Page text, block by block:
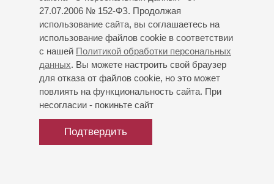
27.07.2006 № 152-ФЗ. Продолжая
использование сайта, вы соглашаетесь на
использование файлов cookie в соответствии
с нашей Политикой обработки персональных
данных. Вы можете настроить свой браузер
для отказа от файлов cookie, но это может
повлиять на функциональность сайта. При
несогласии - покиньте сайт
Подтвердить
С 2017-го – артистка Симфонического оркестра
Мариинского театра. Выступает в составе ансамблей на
сценах Концертного и камерных залов.